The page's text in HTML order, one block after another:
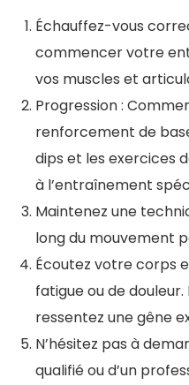
Échauffez-vous
commencer votre
vos muscles et
Progression :
renforcement de
dips et les exercices
à l’entraînement
Maintenez une
long du mouvement
Écoutez votre corps
fatigue ou de
ressentez une gêne
N’hésitez pas à
qualifié ou d’un